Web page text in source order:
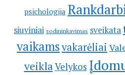
psichologija
siuviniai sodininkavimas sveikata
vaikamsvakarėliai
veikla Velykos